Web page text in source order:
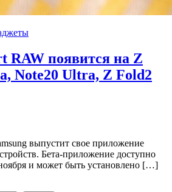
RAW появится на Z
Note20 Ultra, Z Fold2
выпустит свое приложение
Бета-приложение доступно
и может быть установлено […]